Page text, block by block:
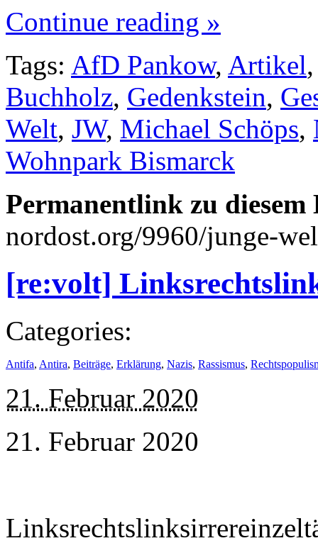
Continue reading »
Tags: AfD Pankow, Artikel
Buchholz, Gedenkstein,
Welt, JW, Michael Schöps,
Wohnpark Bismarck
Permanentlink zu
nordost.org/9960/junge-
[re:volt]
Categories:
Antifa, Antira, Beiträge, Erklärung, Nazis, Rassismus,
21. Februar 2020
21. Februar 2020